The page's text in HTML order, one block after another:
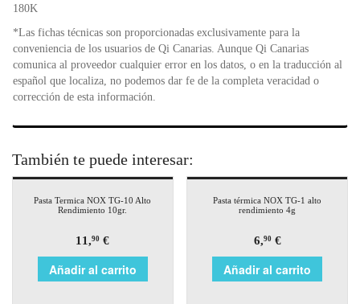
180K
*Las fichas técnicas son proporcionadas exclusivamente para la
conveniencia de los usuarios de Qi Canarias. Aunque Qi Canarias
comunica al proveedor cualquier error en los datos, o en la traducción al
español que localiza, no podemos dar fe de la completa veracidad o
corrección de esta información.
También te puede interesar:
Pasta Termica NOX TG-10 Alto
Rendimiento 10gr.
11,90 €
Añadir al carrito
Pasta térmica NOX TG-1 alto
rendimiento 4g
6,90€
Añadir al carrito